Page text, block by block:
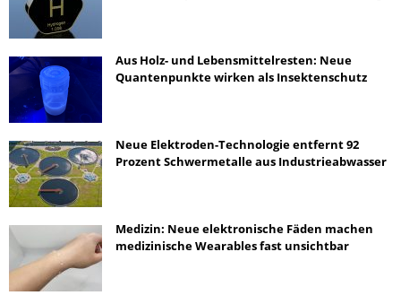
Aus Holz- und Lebensmittelresten: Neue
Quantenpunkte wirken als Insektenschutz
Neue Elektroden-Technologie entfernt 92
Prozent Schwermetalle aus Industrieabwasser
Medizin: Neue elektronische Fäden machen
medizinische Wearables fast unsichtbar